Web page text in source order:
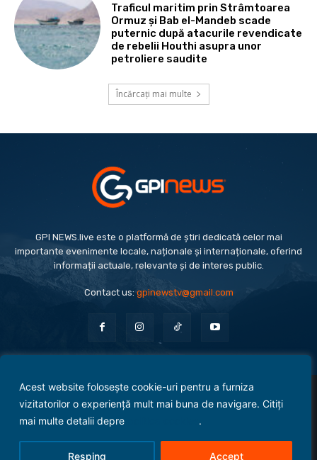
Acest website folosește cookie-uri pentru a furniza
vizitatorilor o experiență mult mai buna de navigare. Citiți
mai multe detalii depre
.
Resping Accept
Traficul maritim prin Strâmtoarea
Ormuz și Bab el-Mandeb scade
puternic după atacurile revendicate
de rebelii Houthi asupra unor
petroliere saudite
Încărcați mai multe
GPI NEWS.live este o platformă de știri dedicată celor mai
importante evenimente locale, naționale și internaționale, oferind
informații actuale, relevante și de interes public.
Contact us:gpinewstv@gmail.com
Evenimente Politică Economie Social
Sport
Cultură
Antreprenoriat
Administrație Publică